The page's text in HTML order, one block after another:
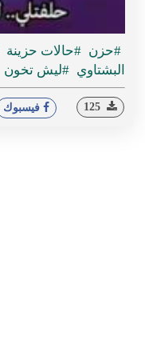
#حزن #حالات حزينة
البشتاوي #ليش تخون
فيسبوك